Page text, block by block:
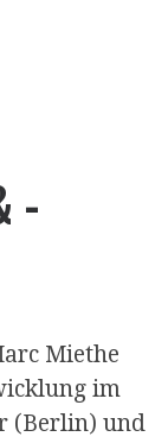
-
Miethe
im
(Berlin) und